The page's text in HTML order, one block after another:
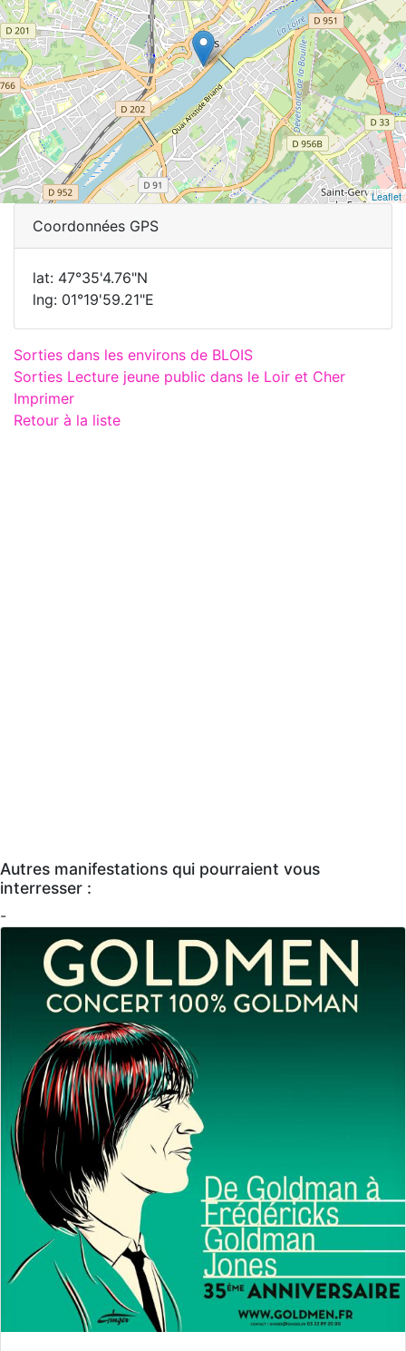
Leaflet
Coordonnées GPS
lat: 47°35'4.76"N
lng: 01°19'59.21"E
Sorties dans les environs de BLOIS
Sorties Lecture jeune public dans le Loir et Cher
Imprimer
Retour à la liste
Autres manifestations qui pourraient vous
interresser :
-